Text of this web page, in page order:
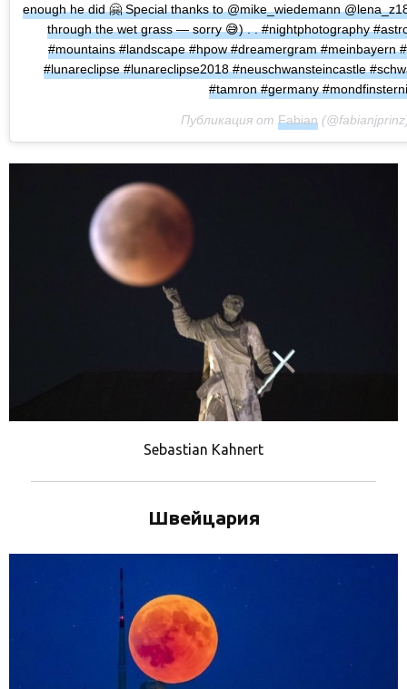
enough he did 🤗 Special thanks to @mike_wiedemann
through the wet grass — sorry 😅) . . #nightphotography
#mountains #landscape #hpow #dreamergram #meinbayern
#lunareclipse #lunareclipse2018 #neuschwansteincastle
#tamron #germany
Публикация от Fabian
Sebastian Kahnert
Швейцария